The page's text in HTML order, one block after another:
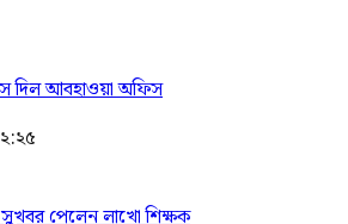
দিল আবহাওয়া অফিস
সুখবর পেলেন লাখো শিক্ষক